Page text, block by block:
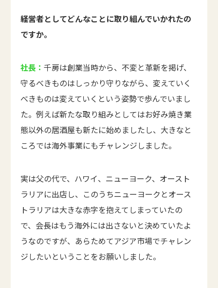
――経営者としてどんなことに取り組んでいかれたの
ですか。
社長：千房は創業当時から、不変と革新を掲げ、
守るべきものはしっかり守りながら、変えていく
べきものは変えていくという姿勢で歩んでいまし
た。例えば新たな取り組みとしてはお好み焼き業
態以外の居酒屋も新たに始めましたし、大きなと
ころでは海外事業にもチャレンジしました。
実は父の代で、ハワイ、ニューヨーク、オースト
ラリアに出店し、このうちニューヨークとオース
トラリアは大きな赤字を抱えてしまっていたの
で、会長はもう海外には出さないと決めていたよ
うなのですが、あらためてアジア市場でチャレン
ジしたいということをお願いしました。